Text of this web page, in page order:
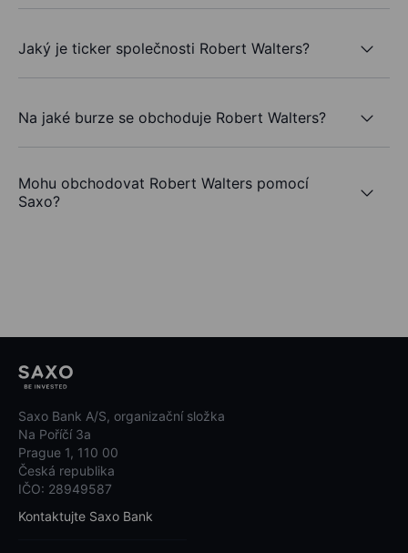
Jaký je ticker společnosti Robert Walters?
Na jaké burze se obchoduje Robert Walters?
Mohu obchodovat Robert Walters pomocí
Saxo?
Saxo Bank A/S, organizační složka
Na Poříčí 3a
Prague 1, 110 00
Česká republika
IČO: 28949587
Kontaktujte Saxo Bank